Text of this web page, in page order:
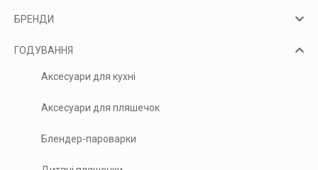
БРЕНДИ
ГОДУВАННЯ
Аксесуари для кухні
Аксесуари для пляшечок
Блендер-пароварки